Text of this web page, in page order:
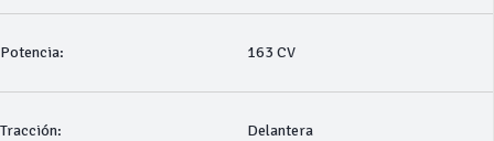
Potencia: 163 CV
Tracción: Delantera